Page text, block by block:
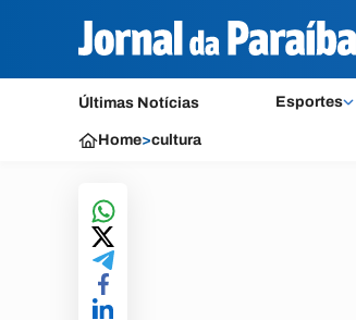
Últimas Notícias Esportes
Home>cultura